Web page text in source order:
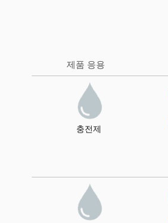
충전제
제품 응용